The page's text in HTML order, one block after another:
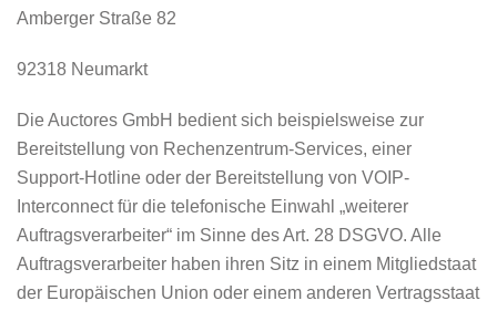
Amberger Straße 82
92318 Neumarkt
Die Auctores GmbH bedient sich beispielsweise zur
Bereitstellung von Rechenzentrum-Services, einer
Support-Hotline oder der Bereitstellung von VOIP-
Interconnect für die telefonische Einwahl „weiterer
Auftragsverarbeiter“ im Sinne des Art. 28 DSGVO. Alle
Auftragsverarbeiter haben ihren Sitz in einem Mitgliedstaat
der Europäischen Union oder einem anderen Vertragsstaat